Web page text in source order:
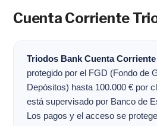
Cuenta Corriente
Triodos Bank Cuenta
protegido por el FGD (Fondo de
Depósitos) hasta 100.000 € por
está supervisado por Banco de
Los pagos y el acceso se